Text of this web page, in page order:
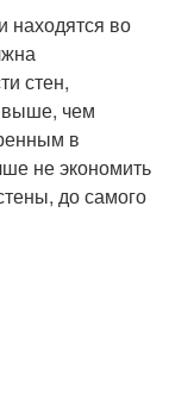
находятся во
стен,
выше, чем
в
не экономить
до самого